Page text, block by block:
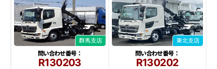
群馬支店
問い合わせ番号：
R130203
東北支店
問い合わせ番号：
R130202